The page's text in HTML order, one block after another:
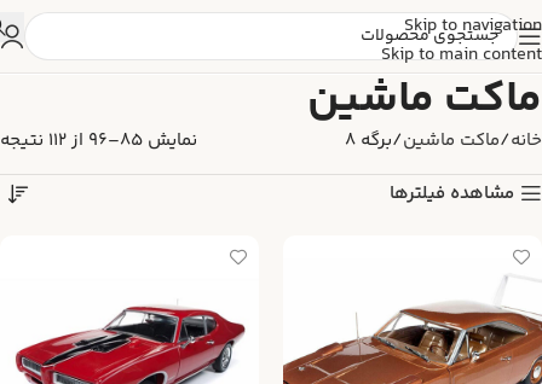
Skip to navigation
Skip to main content
ماکت ماشین
خانه ماکت ماشین برگه 8
نمایش 85–96 از 112 نتیجه
مشاهده فیلترها